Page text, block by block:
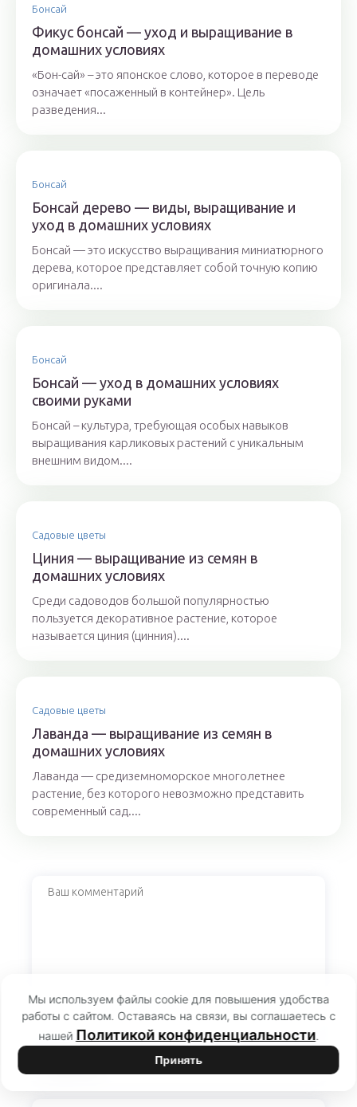
Бонсай
Фикус бонсай — уход и выращивание в
домашних условиях
«Бон-сай» – это японское слово, которое в переводе
означает «посаженный в контейнер». Цель
разведения...
Бонсай
Бонсай дерево — виды, выращивание и
уход в домашних условиях
Бонсай — это искусство выращивания миниатюрного
дерева, которое представляет собой точную копию
оригинала....
Бонсай
Бонсай — уход в домашних условиях
своими руками
Бонсай – культура, требующая особых навыков
выращивания карликовых растений с уникальным
внешним видом....
Садовые цветы
Циния — выращивание из семян в
домашних условиях
Среди садоводов большой популярностью
пользуется декоративное растение, которое
называется циния (цинния)....
Садовые цветы
Лаванда — выращивание из семян в
домашних условиях
Лаванда — средиземноморское многолетнее
растение, без которого невозможно представить
современный сад....
Мы используем файлы cookie для повышения удобства
работы с сайтом. Оставаясь на связи, вы соглашаетесь с
нашей Политикой конфиденциальности.
Принять